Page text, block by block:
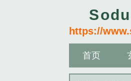
https://
首页